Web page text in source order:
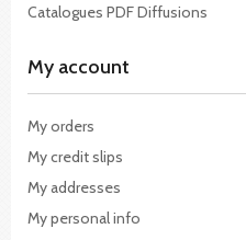
Catalogues PDF Diffusions
My account
My orders
My credit slips
My addresses
My personal info